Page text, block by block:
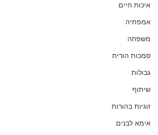
איכות חיים
אמפתיה
משפחה
סמכות הורית
גבולות
שיתוף
זוגיות בהורות
אימא לבנים